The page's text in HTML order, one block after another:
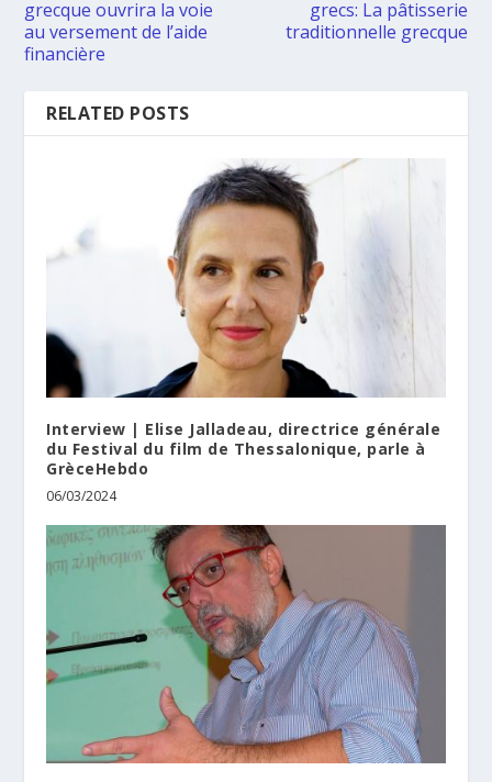
grecque ouvrira la voie
au versement de l’aide
financière
grecs: La pâtisserie
traditionnelle grecque
RELATED POSTS
Interview | Elise Jalladeau, directrice générale
du Festival du film de Thessalonique, parle à
GrèceHebdo
06/03/2024